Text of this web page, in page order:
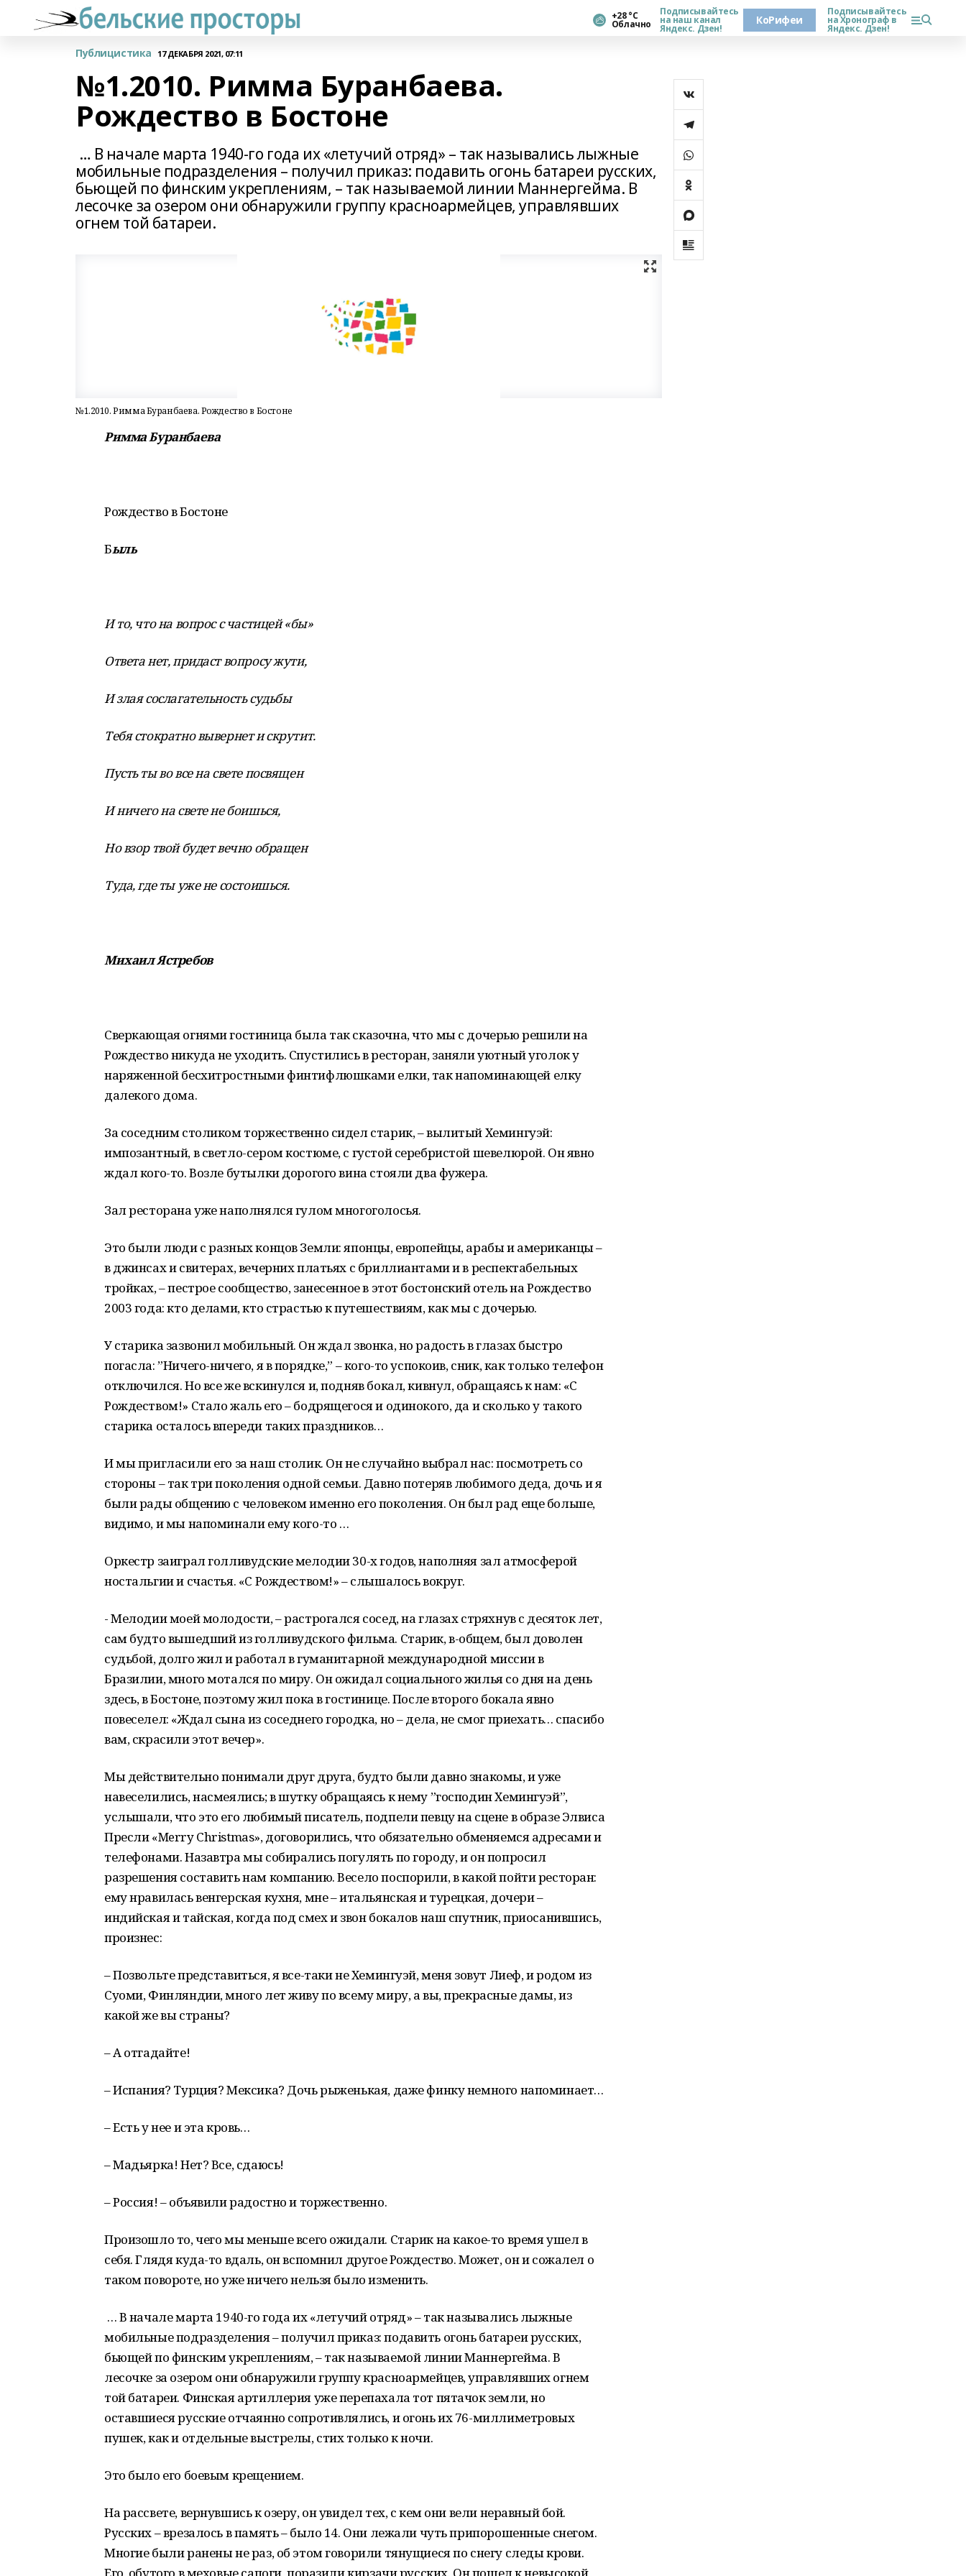
+28 °С
Облачно
Подписывайтесь
на наш канал
Яндекс. Дзен!
КоРифеи
Подписывайтесь
на Хронограф в
Яндекс. Дзен!
Публицистика 17 ДЕКАБРЯ 2021, 07:11
№1.2010. Римма Буранбаева.
Рождество в Бостоне
… В начале марта 1940-го года их «летучий отряд» – так назывались лыжные
мобильные подразделения – получил приказ: подавить огонь батареи русских,
бьющей по финским укреплениям, – так называемой линии Маннергейма. В
лесочке за озером они обнаружили группу красноармейцев, управлявших
огнем той батареи.
№1.2010. Римма Буранбаева. Рождество в Бостоне
Римма Буранбаева
Рождество в Бостоне
Быль
И то, что на вопрос с частицей «бы»
Ответа нет, придаст вопросу жути,
И злая сослагательность судьбы
Тебя стократно вывернет и скрутит.
Пусть ты во все на свете посвящен
И ничего на свете не боишься,
Но взор твой будет вечно обращен
Туда, где ты уже не состоишься.
Михаил Ястребов
Сверкающая огнями гостиница была так сказочна, что мы с дочерью решили на
Рождество никуда не уходить. Спустились в ресторан, заняли уютный уголок у
наряженной бесхитростными финтифлюшками елки, так напоминающей елку
далекого дома.
За соседним столиком торжественно сидел старик, – вылитый Хемингуэй:
импозантный, в светло-сером костюме, с густой серебристой шевелюрой. Он явно
ждал кого-то. Возле бутылки дорогого вина стояли два фужера.
Зал ресторана уже наполнялся гулом многоголосья.
Это были люди с разных концов Земли: японцы, европейцы, арабы и американцы –
в джинсах и свитерах, вечерних платьях с бриллиантами и в респектабельных
тройках, – пестрое сообщество, занесенное в этот бостонский отель на Рождество
2003 года: кто делами, кто страстью к путешествиям, как мы с дочерью.
У старика зазвонил мобильный. Он ждал звонка, но радость в глазах быстро
погасла: ”Ничего-ничего, я в порядке,” – кого-то успокоив, сник, как только телефон
отключился. Но все же вскинулся и, подняв бокал, кивнул, обращаясь к нам: «C
Рождеством!» Стало жаль его – бодрящегося и одинокого, да и сколько у такого
старика осталось впереди таких праздников…
И мы пригласили его за наш столик. Он не случайно выбрал нас: посмотреть со
стороны – так три поколения одной семьи. Давно потеряв любимого деда, дочь и я
были рады общению с человеком именно его поколения. Он был рад еще больше,
видимо, и мы напоминали ему кого-то …
Оркестр заиграл голливудские мелодии 30-х годов, наполняя зал атмосферой
ностальгии и счастья. «C Рождеством!» – слышалось вокруг.
- Мелодии моей молодости, – растрогался сосед, на глазах стряхнув с десяток лет,
cам будто вышедший из голливудского фильма. Старик, в-общем, был доволен
судьбой, долго жил и работал в гуманитарной международной миссии в
Бразилии, много мотался по миру. Он ожидал социального жилья со дня на день
здесь, в Бостоне, поэтому жил пока в гостинице. После второго бокала явно
повеселел: «Ждал сына из соседнего городка, но – дела, не смог приехать… спасибо
вам, скрасили этот вечер».
Мы действительно понимали друг друга, будто были давно знакомы, и уже
навеселились, насмеялись; в шутку обращаясь к нему ”господин Хемингуэй”,
услышали, что это его любимый писатель, подпели певцу на сцене в образе Элвиса
Пресли «Merry Christmas», договорились, что обязательно обменяемся адресами и
телефонами. Назавтра мы собирались погулять по городу, и он попросил
разрешения составить нам компанию. Весело поспорили, в какой пойти ресторан:
ему нравилась венгерская кухня, мне – итальянская и турецкая, дочери –
индийская и тайская, когда под смех и звон бокалов наш спутник, приосанившись,
произнес:
– Позвольте представиться, я все-таки не Хемингуэй, меня зовут Лиеф, и родом из
Суоми, Финляндии, много лет живу по всему миру, а вы, прекрасные дамы, из
какой же вы страны?
– А отгадайте!
– Испания? Турция? Мексика? Дочь рыженькая, даже финку немного напоминает…
– Есть у нее и эта кровь…
– Мадьярка! Нет? Все, сдаюсь!
– Россия! – объявили радостно и торжественно.
Произошло то, чего мы меньше всего ожидали. Старик на какое-то время ушел в
себя. Глядя куда-то вдаль, он вспомнил другое Рождество. Может, он и сожалел о
таком повороте, но уже ничего нельзя было изменить.
… В начале марта 1940-го года их «летучий отряд» – так назывались лыжные
мобильные подразделения – получил приказ: подавить огонь батареи русских,
бьющей по финским укреплениям, – так называемой линии Маннергейма. В
лесочке за озером они обнаружили группу красноармейцев, управлявших огнем
той батареи. Финская артиллерия уже перепахала тот пятачок земли, но
оставшиеся русские отчаянно сопротивлялись, и огонь их 76-миллиметровых
пушек, как и отдельные выстрелы, стих только к ночи.
Это было его боевым крещением.
На рассвете, вернувшись к озеру, он увидел тех, с кем они вели неравный бой.
Русских – врезалось в память – было 14. Они лежали чуть припорошенные снегом.
Многие были ранены не раз, об этом говорили тянущиеся по снегу следы крови.